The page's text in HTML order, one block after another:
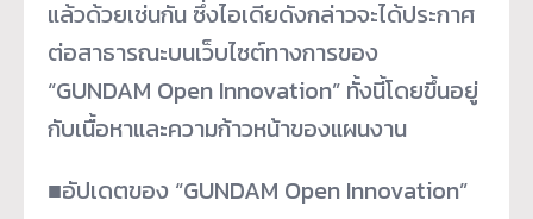
แล้วด้วยเช่นกัน ซึ่งไอเดียดังกล่าวจะได้ประกาศ
ต่อสาธารณะบนเว็บไซต์ทางการของ
“GUNDAM Open Innovation” ทั้งนี้โดยขึ้นอยู่
กับเนื้อหาและความก้าวหน้าของแผนงาน
■อัปเดตของ “GUNDAM Open Innovation”